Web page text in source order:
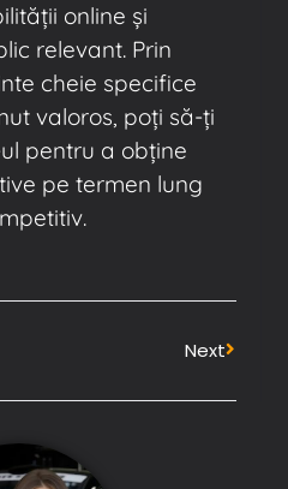
online și
relevant. Prin
cheie specifice
valoros, poți să-ți
pentru a obține
pe termen lung
Next